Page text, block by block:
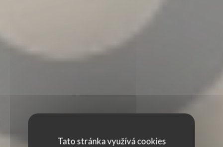
Tato stránka využívá cookies